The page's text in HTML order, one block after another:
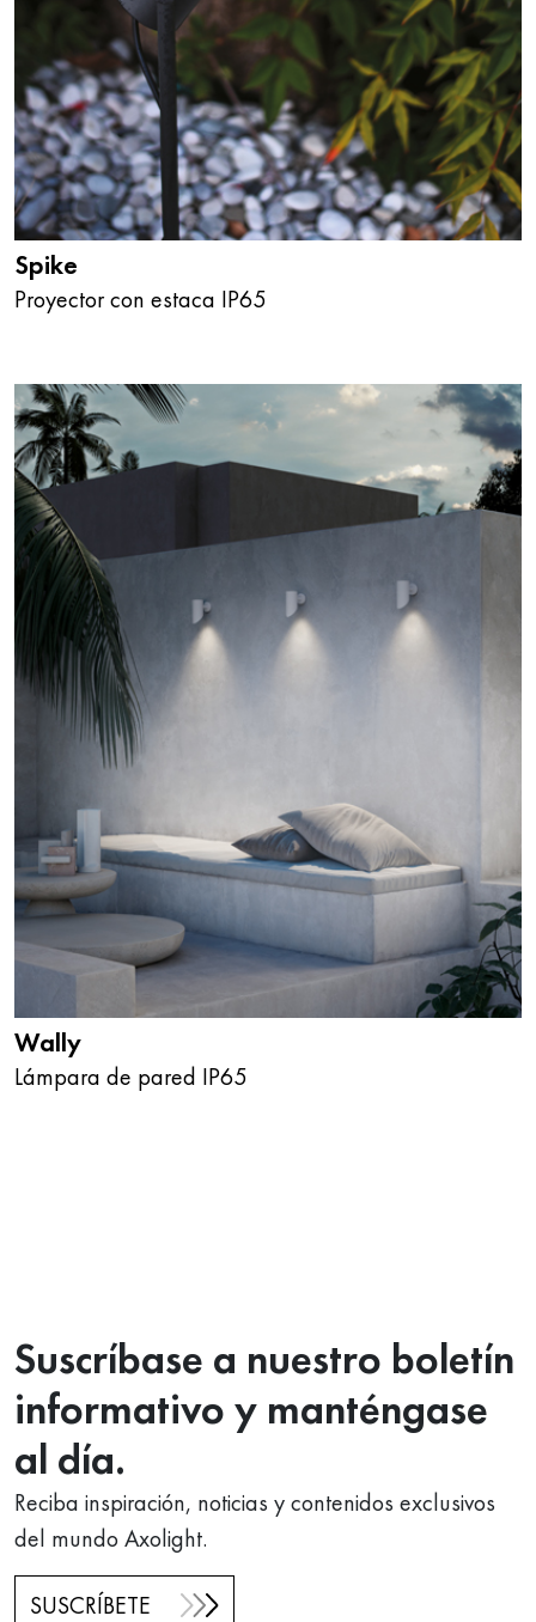
Spike
Proyector con estaca IP65
Wally
Lámpara de pared IP65
Suscríbase a nuestro boletín
informativo y manténgase
al día.
Reciba inspiración, noticias y contenidos exclusivos
del mundo Axolight.
SUSCRÍBETE